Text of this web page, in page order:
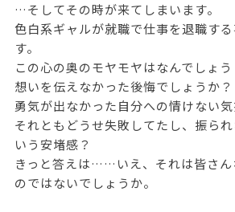
…そしてその時が来てしまいます。
色白系ギャルが就職で仕事を退職す
す。
この心の奥のモヤモヤはなんでしょう
想いを伝えなかった後悔でしょうか？
勇気が出なかった自分への情けない気
それともどうせ失敗してたし、振ら
いう安堵感？
きっと答えは……いえ、それは皆さん
のではないでしょうか。